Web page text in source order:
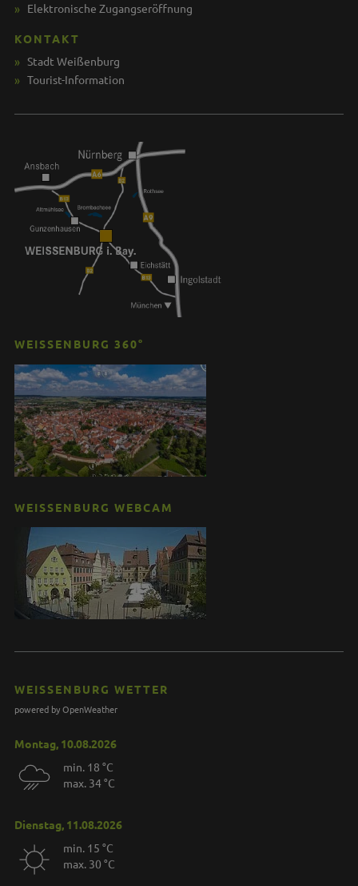
Elektronische Zugangseröffnung
KONTAKT
Stadt Weißenburg
Tourist-Information
WEISSENBURG 360°
WEISSENBURG WEBCAM
WEISSENBURG WETTER
powered by OpenWeather
Montag, 10.08.2026
min. 18 °C
max. 34 °C
Dienstag, 11.08.2026
min. 15 °C
max. 30 °C